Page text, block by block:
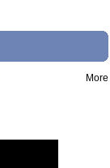
More